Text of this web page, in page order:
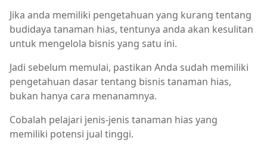
Jika anda memiliki pengetahuan yang kurang tentang
budidaya tanaman hias, tentunya anda akan kesulitan
untuk mengelola bisnis yang satu ini.
Jadi sebelum memulai, pastikan Anda sudah memiliki
pengetahuan dasar tentang bisnis tanaman hias,
bukan hanya cara menanamnya.
Cobalah pelajari jenis-jenis tanaman hias yang
memiliki potensi jual tinggi.